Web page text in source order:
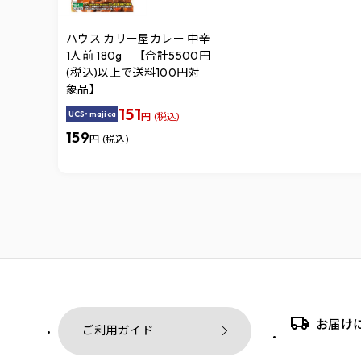
ハウス カリー屋カレー 中辛
1人前 180g 【合計5500円
(税込)以上で送料100円対
象品】
UCS・majica 151円 (税込)
159円 (税込)
ご利用ガイド お届け